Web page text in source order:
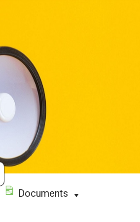
Documents